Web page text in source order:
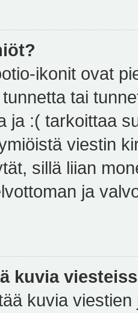
ikonit ovat
tai
ja :( tarkoittaa
viestin
sillä liian
ja
kuvia
kuvia